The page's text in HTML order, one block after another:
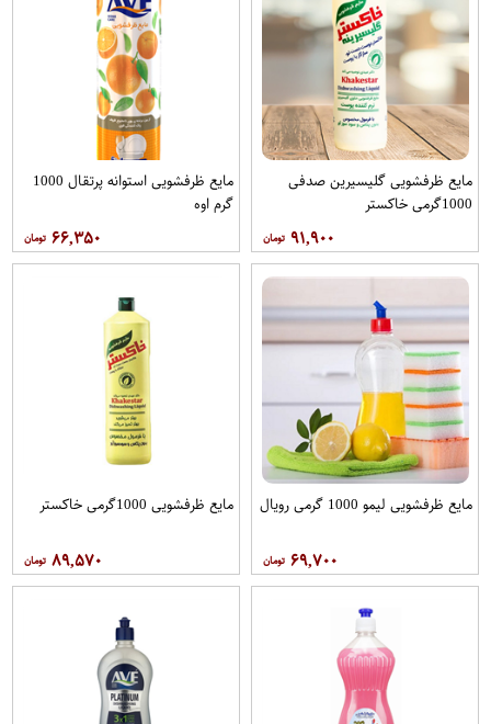
مایع ظرفشویی گلیسیرین صدفی
1000گرمی خاکستر
۹۱,۹۰۰
مایع ظرفشویی استوانه پرتقال 1000
گرم اوه
۶۶,۳۵۰
مایع ظرفشویی لیمو 1000 گرمی رویال
۶۹,۷۰۰
مایع ظرفشویی 1000گرمی خاکستر
۸۹,۵۷۰